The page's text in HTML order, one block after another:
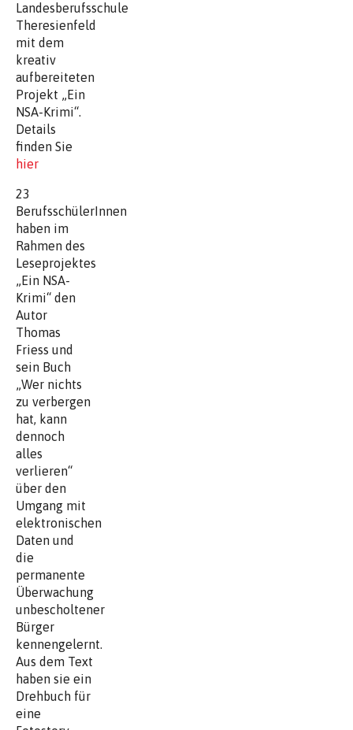
Landesberufsschule
Theresienfeld
mit dem
kreativ
aufbereiteten
Projekt „Ein
NSA-Krimi“.
Details
finden Sie
hier
23
BerufsschülerInnen
haben im
Rahmen des
Leseprojektes
„Ein NSA-
Krimi“ den
Autor
Thomas
Friess und
sein Buch
„Wer nichts
zu verbergen
hat, kann
dennoch
alles
verlieren“
über den
Umgang mit
elektronischen
Daten und
die
permanente
Überwachung
unbescholtener
Bürger
kennengelernt.
Aus dem Text
haben sie ein
Drehbuch für
eine